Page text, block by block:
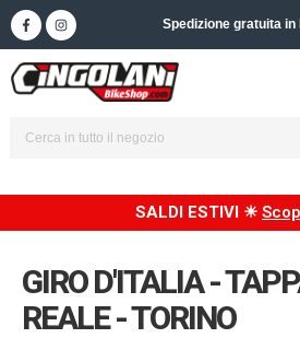
Spedizione gratuita in
SALDI ESTIVI ☀
GIRO D'ITALIA -
REALE - TORINO